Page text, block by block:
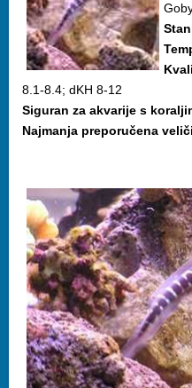
8.1-8.4; dKH 8-12
Siguran za akvarije s
Najmanja preporučena